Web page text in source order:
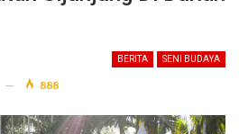
BERITA SENI BUDAYA
888